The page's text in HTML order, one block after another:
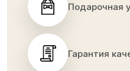
Подарочная
Гарантия